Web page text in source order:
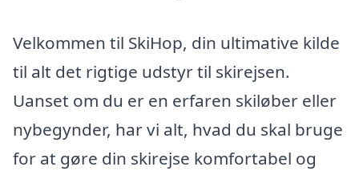
Velkommen til SkiHop, din ultimative kilde
til alt det rigtige udstyr til skirejsen.
Uanset om du er en erfaren skiløber eller
nybegynder, har vi alt, hvad du skal bruge
for at gøre din skirejse komfortabel og